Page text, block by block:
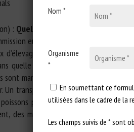
: Quelles sont les implications
européenne a publié sa
d’élevage terrestres est un
quelle mesure la nouvelle
sont manipulés pendant l’élevage,
Un transport inapproprié des
peut avoir des effets
des malformations et une
Nom *
Organisme
*
En soumettant ce
utilisées dans le cadre de la
Les champs suivis de * sont